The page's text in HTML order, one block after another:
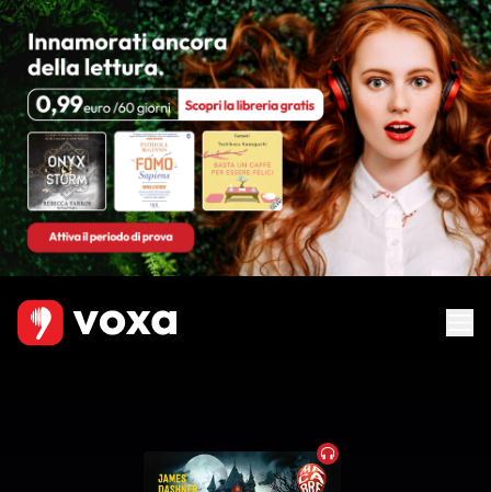
Audiobook